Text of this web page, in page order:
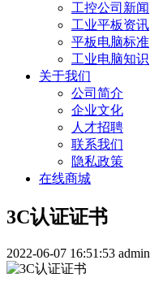
工控公司新闻
工业平板资讯
平板电脑标准
工业电脑知识
关于我们
公司简介
企业文化
人才招聘
联系我们
隐私政策
在线商城
3C认证证书
2022-06-07 16:51:53 admin